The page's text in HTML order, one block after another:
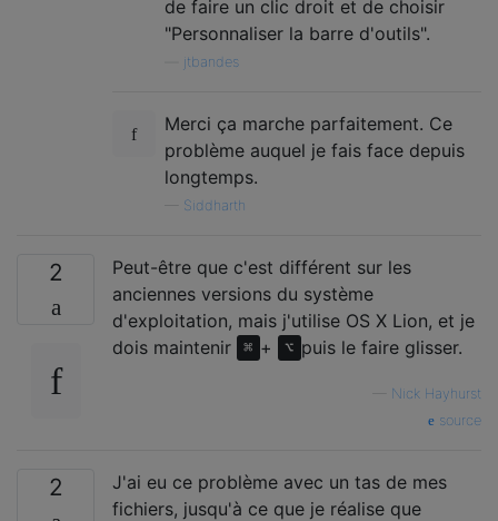
de faire un clic droit et de choisir
"Personnaliser la barre d'outils".
jtbandes
Merci ça marche parfaitement. Ce
problème auquel je fais face depuis
longtemps.
Siddharth
2
Peut-être que c'est différent sur les
anciennes versions du système
d'exploitation, mais j'utilise OS X Lion, et je
dois maintenir
⌘ + ⌥ puis le faire glisser.
Nick Hayhurst
source
2
J'ai eu ce problème avec un tas de mes
fichiers, jusqu'à ce que je réalise que